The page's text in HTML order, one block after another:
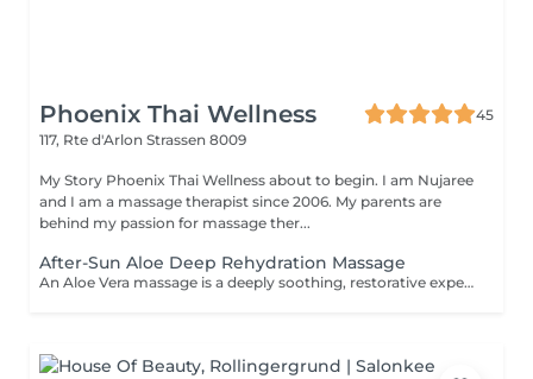
Phoenix Thai Wellness
45
117, Rte d'Arlon Strassen 8009
My Story Phoenix Thai Wellness about to begin. I am Nujaree
and I am a massage therapist since 2006. My parents are
behind my passion for massage ther...
After-Sun Aloe Deep Rehydration Massage
An Aloe Vera massage is a deeply soothing, restorative experience that swaps out traditional heavy oils for the cool, hydrating properties of pure aloe vera gel. It is an exceptional seasonal option - especially during warmer months - offering the perfect blend of skin nourishment and physical relaxation. - Deep, Grease-Free Hydration - Intense Skin Soothing & Refreshing Feel - Cooling Temperature Regulation - Nutrient-Rich Skin Care